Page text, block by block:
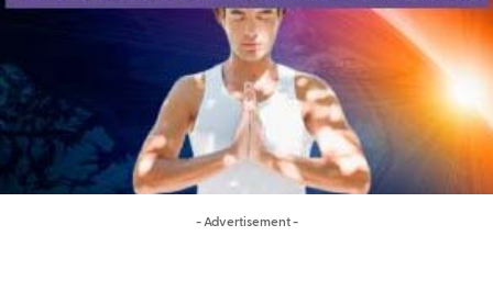
- Advertisement -